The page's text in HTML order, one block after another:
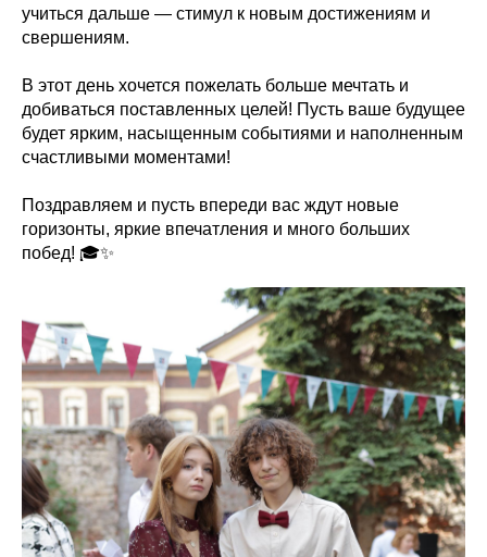
учиться дальше — стимул к новым достижениям и
свершениям.
В этот день хочется пожелать больше мечтать и
добиваться поставленных целей! Пусть ваше будущее
будет ярким, насыщенным событиями и наполненным
счастливыми моментами!
Поздравляем и пусть впереди вас ждут новые
горизонты, яркие впечатления и много больших
побед! 🎓✨